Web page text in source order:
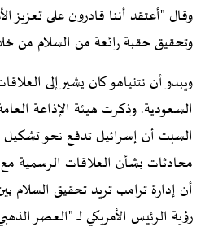
وقال "أعتقد أننا قادرون على تعزيز
وتحقيق حقبة رائعة من السلام من
ويبدو أن نتنياهو كان يشير إلى
السعودية. وذكرت هيئة الإذاعة
السبت أن إسرائيل تدفع نحو تشكيل
محادثات بشأن العلاقات الرسمية
أن إدارة ترامب تريد تحقيق
رؤية الرئيس الأمريكي لـ "العصر